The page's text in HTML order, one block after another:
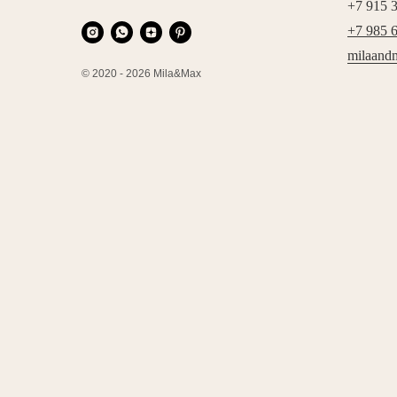
© 2020 - 2026 Mila&Max
+7 915
+7 985